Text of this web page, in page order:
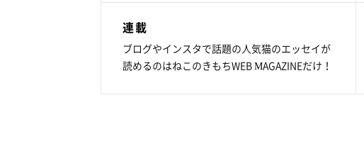
連載
ブログやインスタで話題の人気猫のエッセイが
読めるのはねこのきもちWEB MAGAZINEだけ！